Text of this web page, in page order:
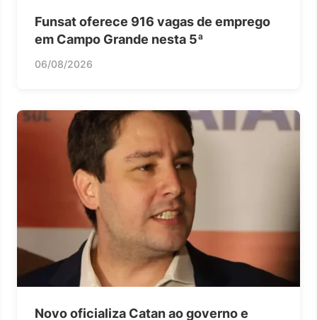
Funsat oferece 916 vagas de emprego
em Campo Grande nesta 5ª
06/08/2026
Novo oficializa Catan ao governo e